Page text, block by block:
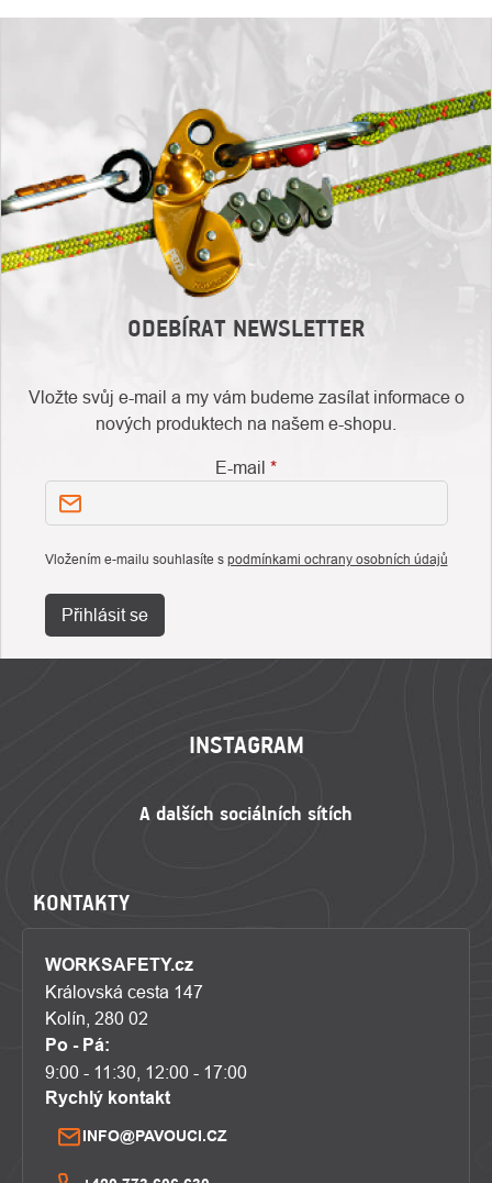
ODEBÍRAT NEWSLETTER
Vložte svůj e-mail a my vám budeme zasílat informace o
nových produktech na našem e-shopu.
E-mail
Vložením e-mailu souhlasíte s podmínkami ochrany osobních údajů
Přihlásit se
INSTAGRAM
KONTAKTY
WORKSAFETY.cz
Královská cesta 147
Kolín, 280 02
Po - Pá:
9:00 - 11:30, 12:00 - 17:00
Rychlý kontakt
INFO@PAVOUCI.CZ